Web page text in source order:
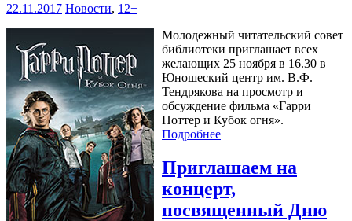
22.11.2017 Новости, 12+
Молодежный читательский совет
библиотеки приглашает всех
желающих 25 ноября в 16.30 в
Юношеский центр им. В.Ф.
Тендрякова на просмотр и
обсуждение фильма «Гарри
Поттер и Кубок огня».
Подробнее
Приглашаем на
концерт,
посвященный Дню